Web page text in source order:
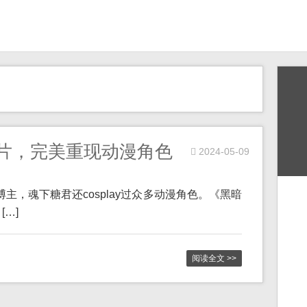
，完美重现动漫角色 2024-05-09
主，魂下糖君还cosplay过众多动漫角色。《黑暗
[…]
阅读全文 >>